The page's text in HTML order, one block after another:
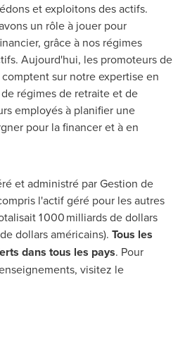
et exploitons des actifs.
un rôle à jouer pour
grâce à nos régimes
Aujourd'hui, les promoteurs de
sur notre expertise en
régimes de retraite et de
employés à planifier une
pour la financer et à en
et administré parGestion de
l'actif géré pour les autres
1 000 milliards de dollars
dollars américains). Tous les
dans tous les pays. Pour
visitez le